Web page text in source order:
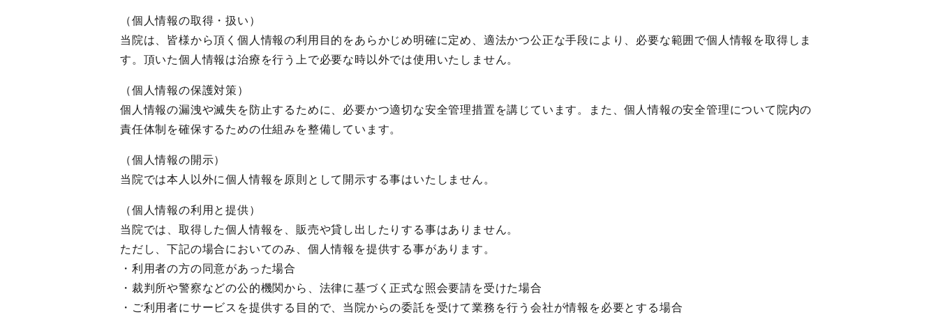
（個人情報の取得・扱い）
当院は、皆様から頂く個人情報の利用目的をあらかじめ明確に定め、適法かつ公正な手段により、必要な範囲で個人情報を取得しま
す。頂いた個人情報は治療を行う上で必要な時以外では使用いたしません。
（個人情報の保護対策）
個人情報の漏洩や滅失を防止するために、必要かつ適切な安全管理措置を講じています。また、個人情報の安全管理について院内の
責任体制を確保するための仕組みを整備しています。
（個人情報の開示）
当院では本人以外に個人情報を原則として開示する事はいたしません。
（個人情報の利用と提供）
当院では、取得した個人情報を、販売や貸し出したりする事はありません。
ただし、下記の場合においてのみ、個人情報を提供する事があります。
・利用者の方の同意があった場合
・裁判所や警察などの公的機関から、法律に基づく正式な照会要請を受けた場合
・ご利用者にサービスを提供する目的で、当院からの委託を受けて業務を行う会社が情報を必要とする場合